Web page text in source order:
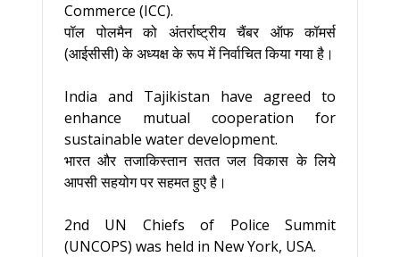
Commerce (ICC).
पॉल पोलमैन को अंतर्राष्ट्रीय चैंबर ऑफ कॉमर्स
(आईसीसी) के अध्यक्ष के रूप में निर्वाचित किया गया है।
India and Tajikistan have agreed to
enhance mutual cooperation for
sustainable water development.
भारत और तजाकिस्तान सतत जल विकास के लिये
आपसी सहयोग पर सहमत हुए है।
2nd UN Chiefs of Police Summit
(UNCOPS) was held in New York, USA.